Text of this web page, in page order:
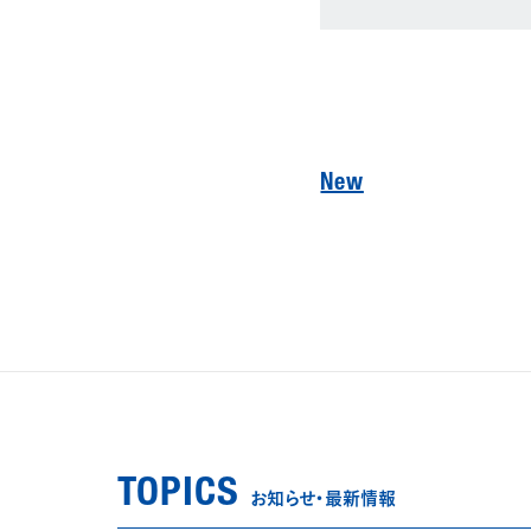
New
TOPICS お知らせ・最新情報